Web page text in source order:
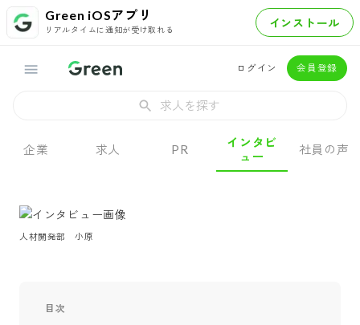
Green iOSアプリ
リアルタイムに通知が受け取れる インストール
ログイン 会員登録
求人を探す
企業 求人 PR
インタビ
ュー
社員の声
人材開発部　小原
目次